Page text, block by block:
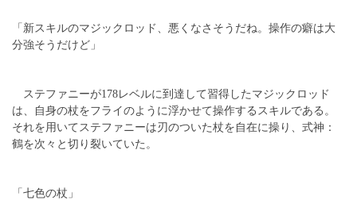
「新スキルのマジックロッド、悪くなさそうだね。操作の癖は大
分強そうだけど」
ステファニーが178レベルに到達して習得したマジックロッド
は、自身の杖をフライのように浮かせて操作するスキルである。
それを用いてステファニーは刃のついた杖を自在に操り、式神：
鶴を次々と切り裂いていた。
「七色の杖」